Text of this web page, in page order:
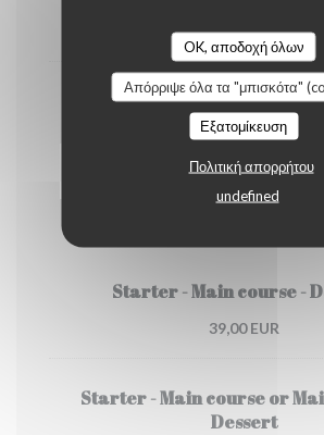
OK, αποδοχή όλων
Απόρριψε όλα τα "μπισκότα"
Εξατομίκευση
Πολιτική απορρήτου
undefined
4,50 EUR
Cappuccino
5,00 EUR
Our menu
Starter - Main course -
39,00 EUR
Starter - Main course or
Dessert